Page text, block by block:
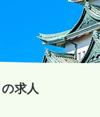
の求人